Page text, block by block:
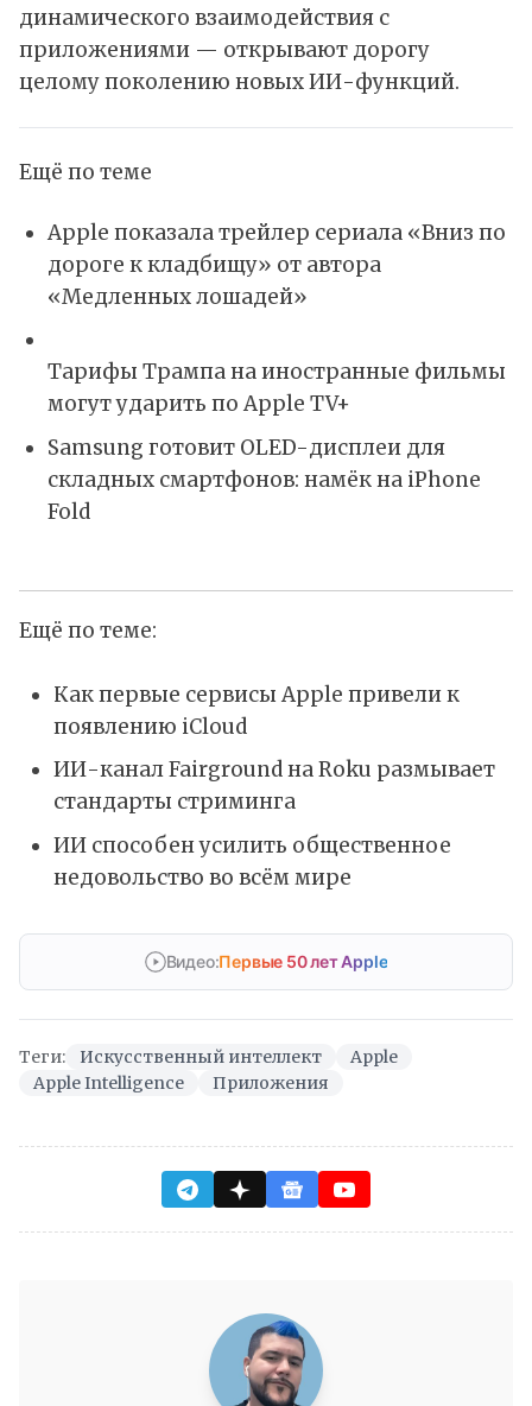
динамического взаимодействия с
приложениями — открывают дорогу
целому поколению новых ИИ-функций.
Ещё по теме
Apple показала трейлер сериала «Вниз по
дороге к кладбищу» от автора
«Медленных лошадей»
Тарифы Трампа на иностранные фильмы
могут ударить по Apple TV+
Samsung готовит OLED-дисплеи для
складных смартфонов: намёк на iPhone
Fold
Ещё по теме:
Как первые сервисы Apple привели к
появлению iCloud
ИИ-канал Fairground на Roku размывает
стандарты стриминга
ИИ способен усилить общественное
недовольство во всём мире
Видео:Первые 50 лет Apple
Теги: Искусственный интеллект
Apple
Apple Intelligence
Приложения